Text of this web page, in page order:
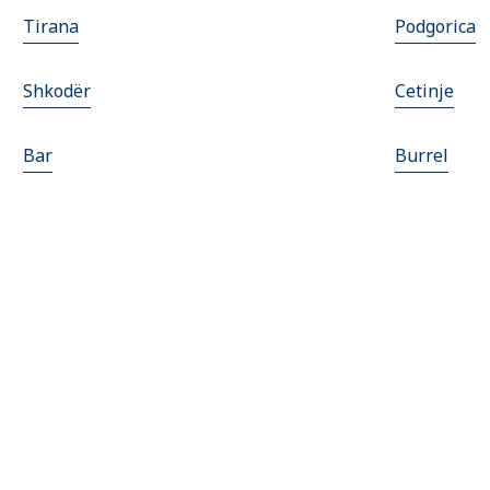
Tirana Podgorica
Shkodër Cetinje
Bar Burrel